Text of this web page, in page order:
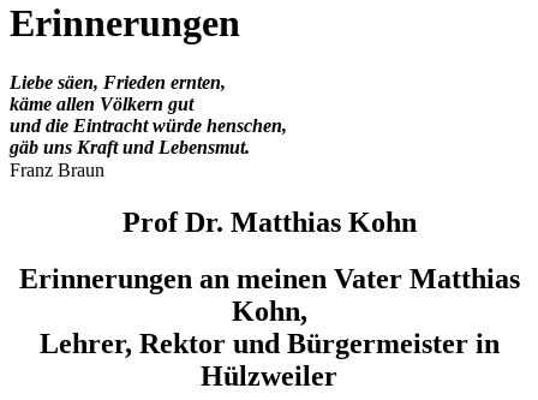
Erinnerungen
Liebe säen, Frieden ernten,
käme allen Völkern gut
und die Eintracht würde henschen,
gäb uns Kraft und Lebensmut.
Franz Braun
Prof Dr. Matthias Kohn
Erinnerungen an meinen Vater Matthias
Kohn,
Lehrer, Rektor und Bürgermeister in
Hülzweiler